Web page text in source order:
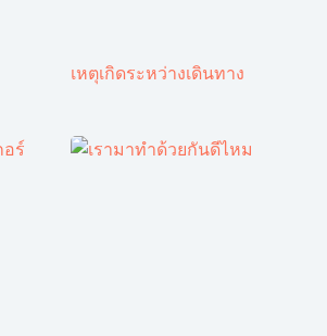
เหตุเกิดระหว่างเดินทาง